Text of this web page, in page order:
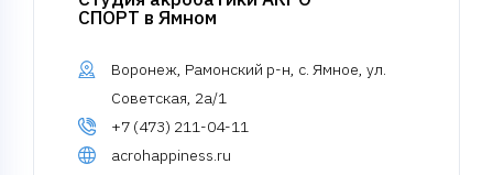
СПОРТ в Ямном
Воронеж, Рамонский р-н, с. Ямное, ул.
Советская, 2а/1
+7 (473) 211-04-11
acrohappiness.ru